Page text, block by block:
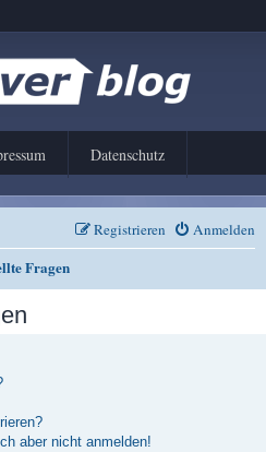
Datenschutz
Anmelden
Registrieren
Fragen
aber nicht anmelden!